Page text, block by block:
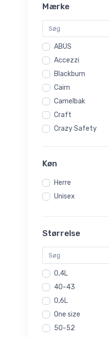
Mærke
ABUS
Accezzi
Blackburn
Cairn
Camelbak
Craft
Crazy Safety
Helsport
Kilpi
Vaude
Køn
Herre
Unisex
Størrelse
0,4L
40-43
0,6L
One size
50-52